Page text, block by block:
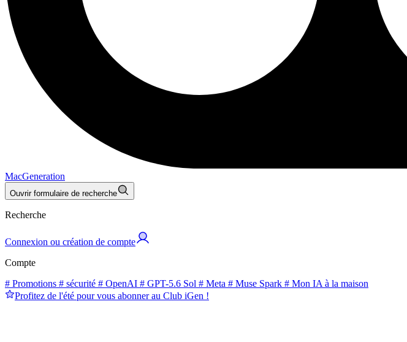
MacGeneration
Ouvrir formulaire de recherche
Recherche
Connexion ou création de compte
Compte
# Promotions # sécurité # OpenAI # GPT-5.6 Sol # Meta # Muse Spark # Mon IA à la maison
Profitez de l'été pour vous abonner au Club iGen !